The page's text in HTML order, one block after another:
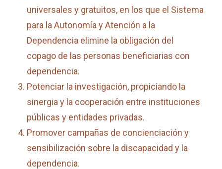
universales y gratuitos, en los que el Sistema
para la Autonomía y Atención a la
Dependencia elimine la obligación del
copago de las personas beneficiarias con
dependencia.
Potenciar la investigación, propiciando la
sinergia y la cooperación entre instituciones
públicas y entidades privadas.
Promover campañas de concienciación y
sensibilización sobre la discapacidad y la
dependencia.